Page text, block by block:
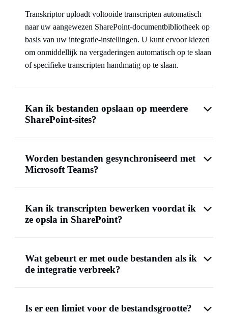
Transkriptor uploadt voltooide transcripten automatisch
naar uw aangewezen SharePoint-documentbibliotheek op
basis van uw integratie-instellingen. U kunt ervoor kiezen
om onmiddellijk na vergaderingen automatisch op te slaan
of specifieke transcripten handmatig op te slaan.
Kan ik bestanden opslaan op meerdere
SharePoint-sites?
Worden bestanden gesynchroniseerd met
Microsoft Teams?
Kan ik transcripten bewerken voordat ik
ze opsla in SharePoint?
Wat gebeurt er met oude bestanden als ik
de integratie verbreek?
Is er een limiet voor de bestandsgrootte?